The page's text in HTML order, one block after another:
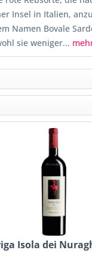
Insel in Italien,
Namen Bovale
sie weniger...
Isola dei